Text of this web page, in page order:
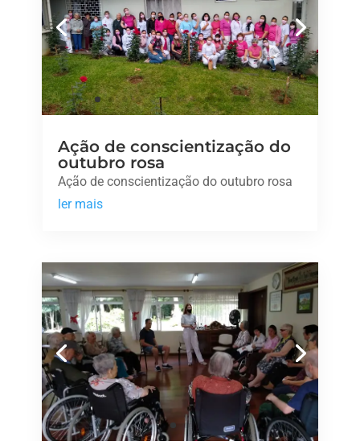
Ação de conscientização do
outubro rosa
Ação de conscientização do outubro rosa
ler mais